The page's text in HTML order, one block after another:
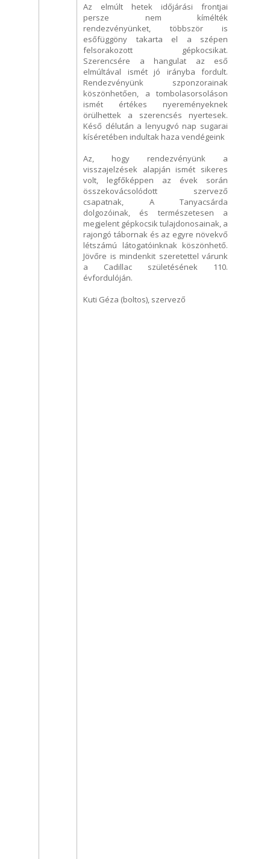
Az elmúlt hetek időjárási frontjai
persze nem kímélték
rendezvényünket, többször is
esőfüggöny takarta el a szépen
felsorakozott gépkocsikat.
Szerencsére a hangulat az eső
elmúltával ismét jó irányba fordult.
Rendezvényünk szponzorainak
köszönhetően, a tombolasorsoláson
ismét értékes nyereményeknek
örülhettek a szerencsés nyertesek.
Késő délután a lenyugvó nap sugarai
kíséretében indultak haza vendégeink
Az, hogy rendezvényünk a
visszajelzések alapján ismét sikeres
volt, legfőképpen az évek során
összekovácsolódott szervező
csapatnak, A Tanyacsárda
dolgozóinak, és természetesen a
megjelent gépkocsik tulajdonosainak, a
rajongó tábornak és az egyre növekvő
létszámú látogatóinknak köszönhető.
Jövőre is mindenkit szeretettel várunk
a Cadillac születésének 110.
évfordulóján.
Kuti Géza (boltos), szervező